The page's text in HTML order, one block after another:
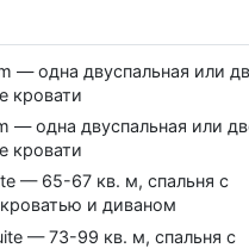
— одна двуспальная или
кровати
— одна двуспальная или
кровати
— 65-67 кв. м, спальня с
и диваном
— 73-99 кв. м, спальня с